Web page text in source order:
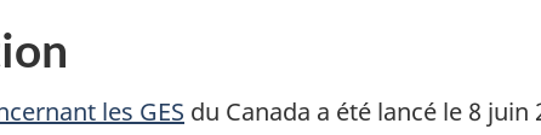
les GES du Canada a été lancé le 8